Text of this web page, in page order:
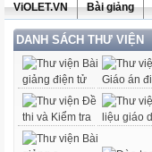
ViOLET.VN Bài giảng
DANH SÁCH THƯ VIỆN